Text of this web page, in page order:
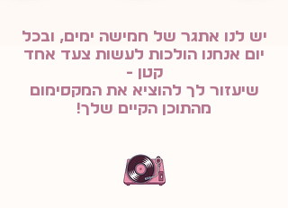
יש לנו אתגר של חמישה ימים, ובכל
יום אנחנו הולכות לעשות צעד אחד
קטן -
שיעזור לך להוציא את המקסימום
מהתוכן הקיים שלך!